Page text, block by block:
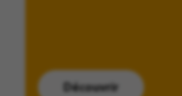
Découvrir